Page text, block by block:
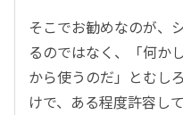
そこでお勧めなのが、
るのではなく、「何か
から使うのだ」とむし
けで、ある程度許容し